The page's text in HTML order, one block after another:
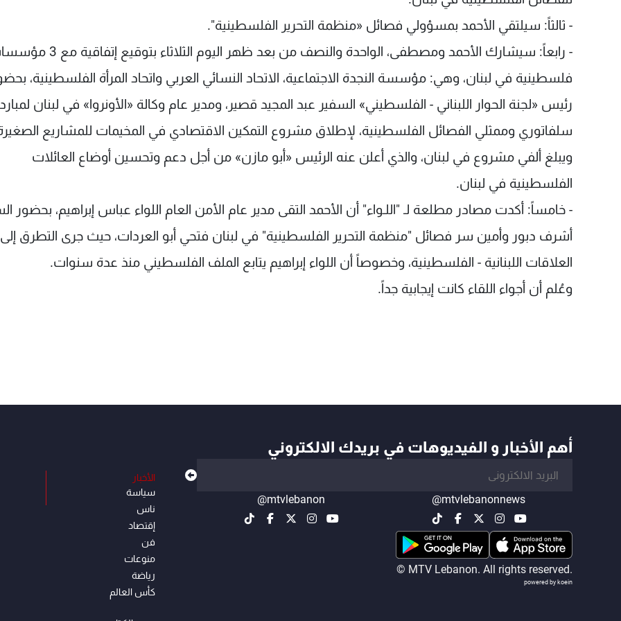
- ثالثاً: سيلتقي الأحمد بمسؤولي فصائل «منظمة التحرير الفلسطينية".
- رابعاً: سيشارك الأحمد ومصطفى، الواحدة والنصف من بعد ظهر اليوم الثلاثاء
فلسطينية في لبنان، وهي: مؤسسة النجدة الاجتماعية، الاتحاد النسائي العربي واتحاد المرأة الفلسطينية،
رئيس «لجنة الحوار اللبناني - الفلسطيني» السفير عبد المجيد قصير، ومدير عام وكالة «الأونروا» في لبنان
سلفاتوري وممثلي الفصائل الفلسطينية، لإطلاق مشروع التمكين الاقتصادي في المخيمات للمشاريع
ويبلغ ألفي مشروع في لبنان، والذي أعلن عنه الرئيس «أبو مازن» من أجل دعم وتحسين أوضاع العائلات
الفلسطينية في لبنان.
- خامساً: أكدت مصادر مطلعة لـ "اللـواء" أن الأحمد التقى مدير عام الأمن العام اللواء عباس إبراهيم، بحضور
أشرف دبور وأمين سر فصائل "منظمة التحرير الفلسطينية" في لبنان فتحي أبو العردات، حيث جرى التطرق إلى
العلاقات اللبنانية - الفلسطينية، وخصوصاً أن اللواء إبراهيم يتابع الملف الفلسطيني منذ عدة سنوات.
وعُلم أن أجواء اللقاء كانت إيجابية جداً.
أهم الأخبار و الفيديوهات في بريدك الالكتروني
@mtvlebanonnews
@mtvlebanon
© MTV Lebanon. All rights reserved.
powered by koein
الأخبار
سياسة
ناس
إقتصاد
فن
منوعات
رياضة
كأس العالم